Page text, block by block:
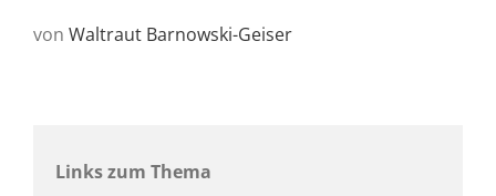
von Waltraut Barnowski-Geiser
Links zum Thema